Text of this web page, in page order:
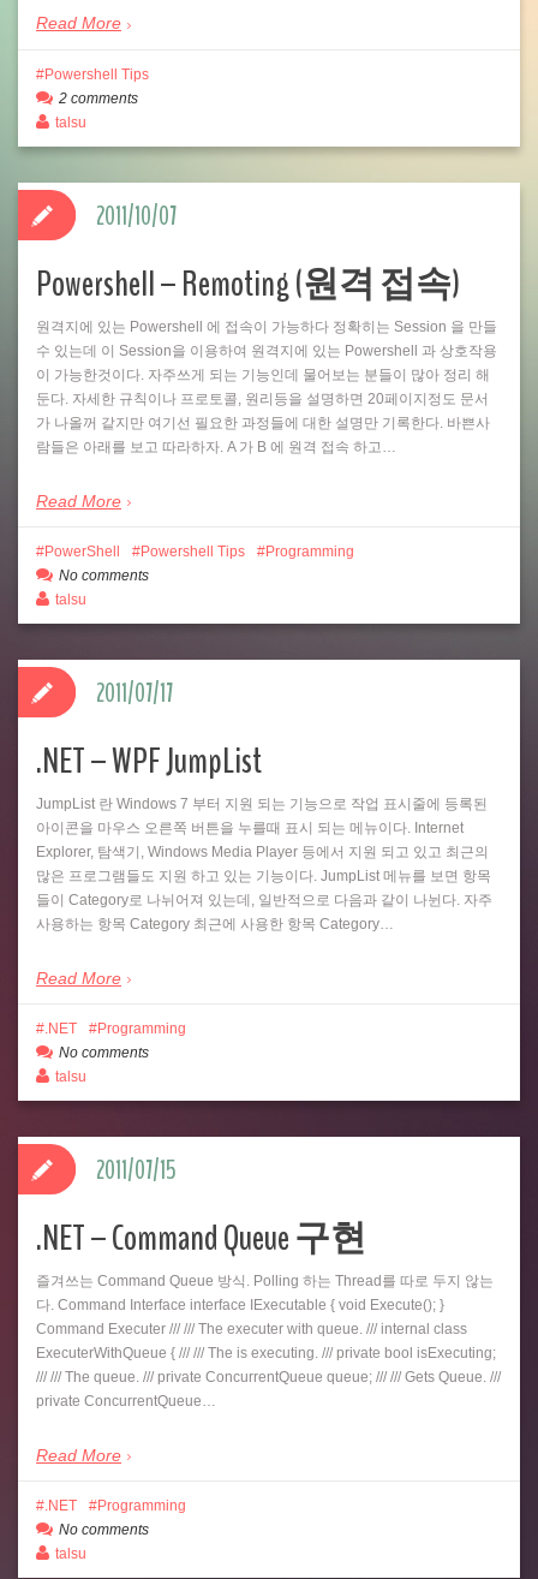
Read More
Powershell Tips
2 comments
talsu
Powershell – Remoting (원격 접속)
원격지에 있는 Powershell 에 접속이 가능하다 정확히는 Session 을 만들
수 있는데 이 Session을 이용하여 원격지에 있는 Powershell 과 상호작용
이 가능한것이다. 자주쓰게 되는 기능인데 물어보는 분들이 많아 정리 해
둔다. 자세한 규칙이나 프로토콜, 원리등을 설명하면 20페이지정도 문서
가 나올꺼 같지만 여기선 필요한 과정들에 대한 설명만 기록한다. 바쁜사
람들은 아래를 보고 따라하자. A 가 B 에 원격 접속 하고…
Read More
2011/10/07
PowerShell Powershell Tips
Programming
No comments
talsu
.NET – WPF JumpList
JumpList 란 Windows 7 부터 지원 되는 기능으로 작업 표시줄에 등록된
아이콘을 마우스 오른쪽 버튼을 누를때 표시 되는 메뉴이다. Internet
Explorer, 탐색기, Windows Media Player 등에서 지원 되고 있고 최근의
많은 프로그램들도 지원 하고 있는 기능이다. JumpList 메뉴를 보면 항목
들이 Category로 나뉘어져 있는데, 일반적으로 다음과 같이 나뉜다. 자주
사용하는 항목 Category 최근에 사용한 항목 Category…
Read More
2011/07/17
.NET
Programming
No comments
talsu
.NET – Command Queue 구현
즐겨쓰는 Command Queue 방식. Polling 하는 Thread를 따로 두지 않는
다. Command Interface interface IExecutable { void Execute(); }
Command Executer /// /// The executer with queue. /// internal class
ExecuterWithQueue { /// /// The is executing. /// private bool isExecuting;
/// /// The queue. /// private ConcurrentQueue queue; /// /// Gets Queue. ///
private ConcurrentQueue…
Read More
2011/07/15
.NET
Programming
No comments
talsu